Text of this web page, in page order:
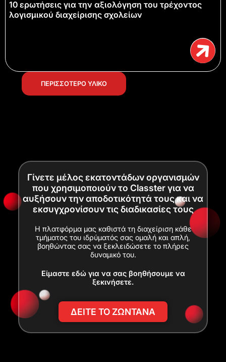
10 ερωτήσεις για την αξιολόγηση του τρέχοντος
λογισμικού διαχείρισης σχολείων
ΠΕΡΙΣΣΟΤΕΡΟ ΥΛΙΚΟ
Γίνετε μέλος εκατοντάδων οργανισμών
που χρησιμοποιούν το Classter για να
αυξήσουν την αποδοτικότητά τους και να
εκσυγχρονίσουν τις διαδικασίες τους
Η πλατφόρμα μας καθιστά τη διαχείριση κάθε
τμήματος του ιδρύματός σας ομαλή και απλή,
βοηθώντας σας να ξεκλειδώσετε το πλήρες
δυναμικό του.
Είμαστε εδώ για να σας βοηθήσουμε να
ξεκινήσετε.
ΔΕΙΤΕ ΤΟ ΖΩΝΤΑΝΑ